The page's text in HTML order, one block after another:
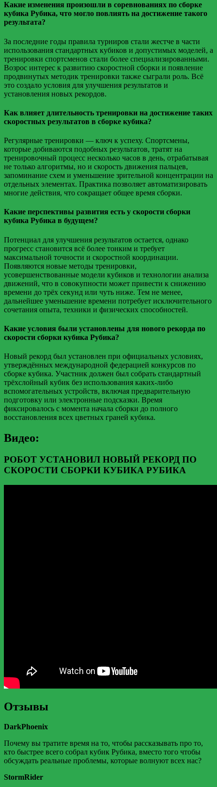
Какие изменения произошли в соревнованиях по сборке
кубика Рубика, что могло повлиять на достижение такого
результата?
За последние годы правила турниров стали жестче в части
использования стандартных кубиков и допустимых моделей, а
тренировки спортсменов стали более специализированными.
Возрос интерес к развитию скоростной сборки и появление
продвинутых методик тренировки также сыграли роль. Всё
это создало условия для улучшения результатов и
установления новых рекордов.
Как влияет длительность тренировки на достижение таких
скоростных результатов в сборке кубика?
Регулярные тренировки — ключ к успеху. Спортсмены,
которые добиваются подобных результатов, тратят на
тренировочный процесс несколько часов в день, отрабатывая
не только алгоритмы, но и скорость движения пальцев,
запоминание схем и уменьшение зрительной концентрации на
отдельных элементах. Практика позволяет автоматизировать
многие действия, что сокращает общее время сборки.
Какие перспективы развития есть у скорости сборки
кубика Рубика в будущем?
Потенциал для улучшения результатов остается, однако
прогресс становится всё более тонким и требует
максимальной точности и скоростной координации.
Появляются новые методы тренировки,
усовершенствованные модели кубиков и технологии анализа
движений, что в совокупности может привести к снижению
времени до трёх секунд или чуть ниже. Тем не менее,
дальнейшее уменьшение времени потребует исключительного
сочетания опыта, техники и физических способностей.
Какие условия были установлены для нового рекорда по
скорости сборки кубика Рубика?
Новый рекорд был установлен при официальных условиях,
утверждённых международной федерацией конкурсов по
сборке кубика. Участник должен был собрать стандартный
трёхслойный кубик без использования каких-либо
вспомогательных устройств, включая предварительную
подготовку или электронные подсказки. Время
фиксировалось с момента начала сборки до полного
восстановления всех цветных граней кубика.
Видео:
РОБОТ УСТАНОВИЛ НОВЫЙ РЕКОРД ПО
СКОРОСТИ СБОРКИ КУБИКА РУБИКА
Отзывы
DarkPhoenix
Почему вы тратите время на то, чтобы рассказывать про то,
кто быстрее всего собрал кубик Рубика, вместо того чтобы
обсуждать реальные проблемы, которые волнуют всех нас?
StormRider